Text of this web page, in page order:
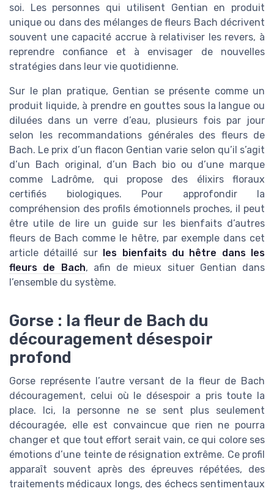
soi. Les personnes qui utilisent Gentian en produit
unique ou dans des mélanges de fleurs Bach décrivent
souvent une capacité accrue à relativiser les revers, à
reprendre confiance et à envisager de nouvelles
stratégies dans leur vie quotidienne.
Sur le plan pratique, Gentian se présente comme un
produit liquide, à prendre en gouttes sous la langue ou
diluées dans un verre d’eau, plusieurs fois par jour
selon les recommandations générales des fleurs de
Bach. Le prix d’un flacon Gentian varie selon qu’il s’agit
d’un Bach original, d’un Bach bio ou d’une marque
comme Ladrôme, qui propose des élixirs floraux
certifiés biologiques. Pour approfondir la
compréhension des profils émotionnels proches, il peut
être utile de lire un guide sur les bienfaits d’autres
fleurs de Bach comme le hêtre, par exemple dans cet
article détaillé sur les bienfaits du hêtre dans les
fleurs de Bach, afin de mieux situer Gentian dans
l’ensemble du système.
Gorse : la fleur de Bach du
découragement désespoir
profond
Gorse représente l’autre versant de la fleur de Bach
découragement, celui où le désespoir a pris toute la
place. Ici, la personne ne se sent plus seulement
découragée, elle est convaincue que rien ne pourra
changer et que tout effort serait vain, ce qui colore ses
émotions d’une teinte de résignation extrême. Ce profil
apparaît souvent après des épreuves répétées, des
traitements médicaux longs, des échecs sentimentaux